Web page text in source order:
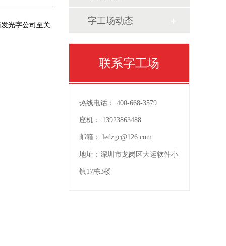
光字公司至关
字工场动态
联系字工场
热线电话： 400-668-3579
座机： 13923863488
邮箱： ledzgc@126.com
地址： 深圳市龙岗区大运软件小
镇17栋3楼